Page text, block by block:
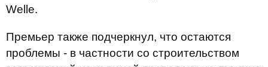
Welle.
Премьер также подчеркнул, что остаются
проблемы - в частности со строительством